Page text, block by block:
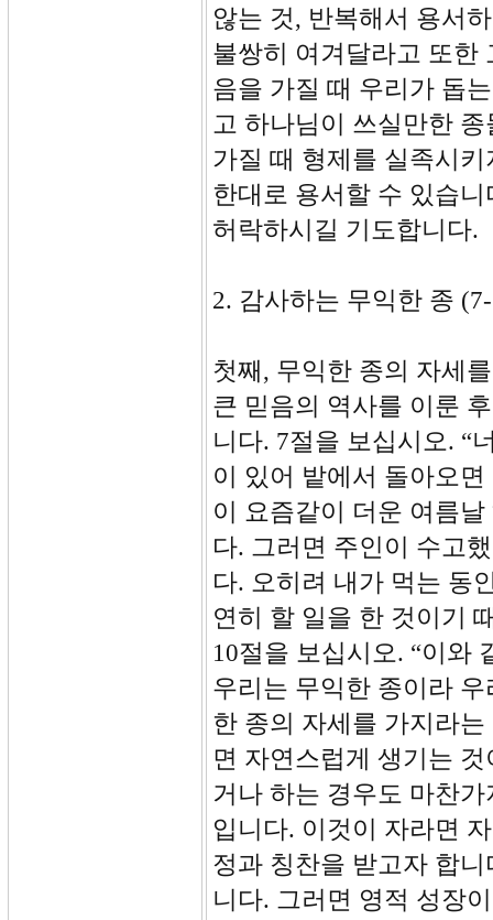
않는 것, 반복해서 용서
불쌍히 여겨달라고 또한
음을 가질 때 우리가 돕
고 하나님이 쓰실만한
가질 때 형제를 실족시
한대로 용서할 수 있습
허락하시길 기도합니다.
2. 감사하는 무익한 종
첫째, 무익한 종의 자세
큰 믿음의 역사를 이룬
니다. 7절을 보십시오. “
이 있어 밭에서 돌아오
이 요즘같이 더운 여름
다. 그러면 주인이 수고
다. 오히려 내가 먹는 동
연히 할 일을 한 것이기
10절을 보십시오. “이와
우리는 무익한 종이라
한 종의 자세를 가지라
면 자연스럽게 생기는
거나 하는 경우도 마찬
입니다. 이것이 자라면
정과 칭찬을 받고자 합
니다. 그러면 영적 성장